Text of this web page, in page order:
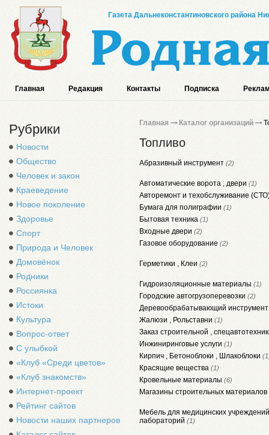
Газета Дальнеконстантиновского района
Главная Редакция Контакты Подписка
Рубрики
Новости
Общество
Человек и закон
Краеведение
Новое поколение
Здоровье
Спорт
Природа и Человек
Домовёнок
Родники
Россиянка
Истоки
Культура
Вопрос-ответ
С улыбкой
«Клуб «Среди цветов»
«Клуб знакомств»
Интернет-проект
Рейтинг сайтов
Новости наших партнеров
Главная Каталог организаций
Топливо
Абразивный инструмент (2)
Автоматические ворота , двери (1)
Авторемонт и техобслуживание
Бумага для полиграфии (1)
Бытовая техника (1)
Входные двери (2)
Газовое оборудование (2)
Герметики , Клеи (2)
Гидроизоляционные материалы (1)
Городские автогрузоперевозки (2)
Деревообрабатывающий
Жалюзи , Рольставни (1)
Заказ строительной ,
Инжиниринговые услуги (1)
Кирпич , Бетоноблоки , Шлакоблоки
Красящие вещества (1)
Кровельные материалы (6)
Магазины строительных материалов
Мебель для медицинских
лабораторий (1)